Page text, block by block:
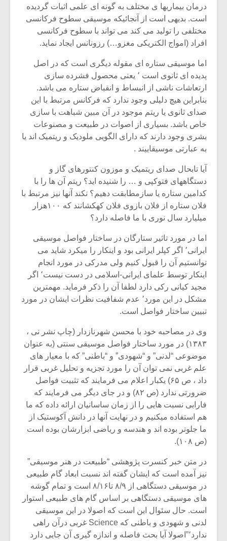
درمان بیماریها ی مختلف به گونه ای علمی اثبات گردیده
است. بدیهی است از آنجائیکه موسیقی سطوح فرکانسی
مختلفی را تولید می کند می تواند با سطوح فرکانسی
افراد (امواج الکتریکی مغزو…) رزونانس ایجاد نماید.
اما موسیقی ستاره ای مقوله دیگری است که در اصل
پدیده ای ثانوی است ٬ یعنی محصول فشرده سازی
ارتعاشات ناشی از انبساط و انقباض ستاره می باشد.
بنابراین هیچ دلیلی وجود ندارد که فرکانس مرتبط با این
صدای ثانوی یا ریتم موجود در آن مبین شباهت با سازی
خاص باشد. بسیاری از اصوات در طبیعت و مصنوعات
بشری وجود دارند که دارای الگویی ملودیک و ریتمیک اند یا
به عبارتی موسیقاییند .
آیا تابحال صدای ریتمیک و موزون کنتورهای گاز و
دستگاههای فتوکپی و … را شنیده اید؟ ریتم آن ها را با
کدامین ستاره یا سازمطابقت دهیم؟ نکند آنها نیز مرتبط با
فلان ستاره از فلان بازوی فلان کهکشانند که ۱۰۰هزار
میلیارد سال نوری با ما فاصله دارد؟
اما در مورد تاثیر ستارگان در ساختار فواصل موسیقی
ایرانی٬ اگر کپلر ایرانی بود و اینکار را میکرد شاید می
توانستیم آن را قبول کنیم ولی مدرکی در مورد انجام
اینکار توسط علمای ایرانی-اسلامی در دست نیست٬ اگر
مجید کیانی رکی دارد لطفا آن را ذکر فرماید. مهمترین
مشکل در این مورد٬ عدم شفافیت نظرات ایشان در مورد
تبیین ساختار فواصل است.
وی در مصاحبه خود با محسن شهرنازدار (چاپ نشر نی ،
۱۳۸۳) در مورد ساختار فواصل موسیقی سنتی (به عنوان
موضوعی “لدنی” و “شهودی” و “باطنی” که با معیار های
علم غربی نمی توان آن را مورد تجزیه و تحلیل غربی قرار
داد ، ص ۶۵) یکبار اعلام می فرمایند که تثبیت فواصل
ضرورتی ندارد (ص ۸۲) و در جای دیگر می فرمایند که
فارابی نسبت هایی را از زمان ساسانیان ارائه داده که ما
هم استفاده میکنیم و در نهایت آنها در دانش آکوستیک از
ما جلوتر بوده اند و هندسه و ریاضی ابزارشان بوده است
(ص ۱۰۸).
در متن خبر کنسرت پژوهشی “طبیعت در هنر موسیقی”
نیز آمده است که ایشان گفته اند نسبت ابعاد گام طبیعی
در موسیقی دستگاهی از ۸/۹ تا۸/۱۶ است و تمام گوشه
های موسیقی دستگاهی بر اساس گام های طبیعی استوار
است. حال سئوال این است که اصولا در این موسیقی
لدنی و شهودی و باطنی که Science غربی درآن راهی
ندارد٬”اصولا آیا بحث فاصله و اندازه گیری آن جایی دارد
شیش و نیم»
اگر نمی توانی
مشهورترین باشی،
موسیقی